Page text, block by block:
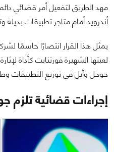
مهد الطريق لتفعيل أمر قضائي
أندرويد أمام متاجر تطبيقات بديلة
لعبتها الشهيرة فورتنايت كأداة
جوجل وأبل في توزيع التطبيقات
إجراءات قضائية تلزم